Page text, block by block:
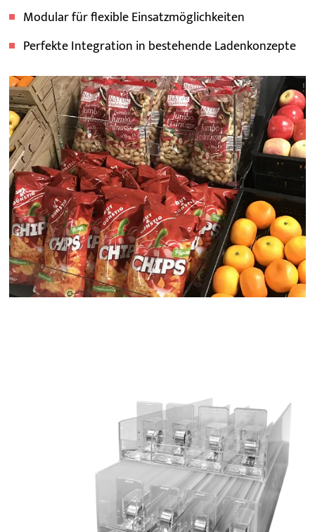
Modular für flexible Einsatzmöglichkeiten
Perfekte Integration in bestehende Ladenkonzepte